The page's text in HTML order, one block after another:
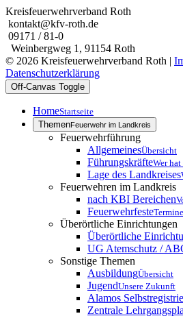
Kreisfeuerwehrverband Roth
kontakt@kfv-roth.de
09171 / 81-0
Weinbergweg 1, 91154 Roth
© 2026 Kreisfeuerwehrverband Roth |
Datenschutzerklärung
Off-Canvas Toggle
HomeStartseite
ThemenFeuerwehr im Landkreis
Feuerwehrführung
AllgemeinesÜbersicht
FührungskräfteWer hat
Lage des Landkreises
Feuerwehren im Landkreis
nach KBI Bereichen
Feuerwehrfeste
Überörtliche Einrichtungen
Überörtliche
UG Atemschutz /
Sonstige Themen
AusbildungÜbersicht
JugendUnsere Zukunft
Alamos
Zentrale